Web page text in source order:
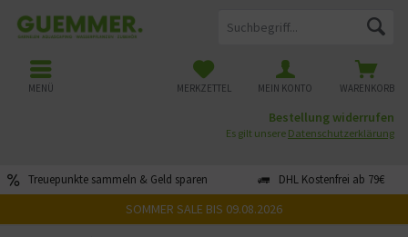
Treuepunkte sammeln & Geld sparen DHL Kostenfrei ab 79€
WARENKORB
MERKZETTEL MEIN KONTO
MENÜ
Bestellung widerrufen
Es gilt unsere Datenschutzerklärung
SOMMER SALE BIS 09.08.2026